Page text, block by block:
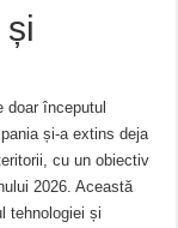
doar începutul
și-a extins deja
cu un obiectiv
2026. Această
tehnologiei și